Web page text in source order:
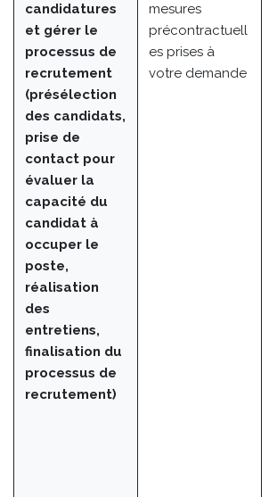
candidatures
et gérer le
processus de
recrutement
(présélection
des candidats,
prise de
contact pour
évaluer la
capacité du
candidat à
occuper le
poste,
réalisation
des
entretiens,
finalisation du
processus de
recrutement)
mesures
précontractuell
es prises à
votre demande